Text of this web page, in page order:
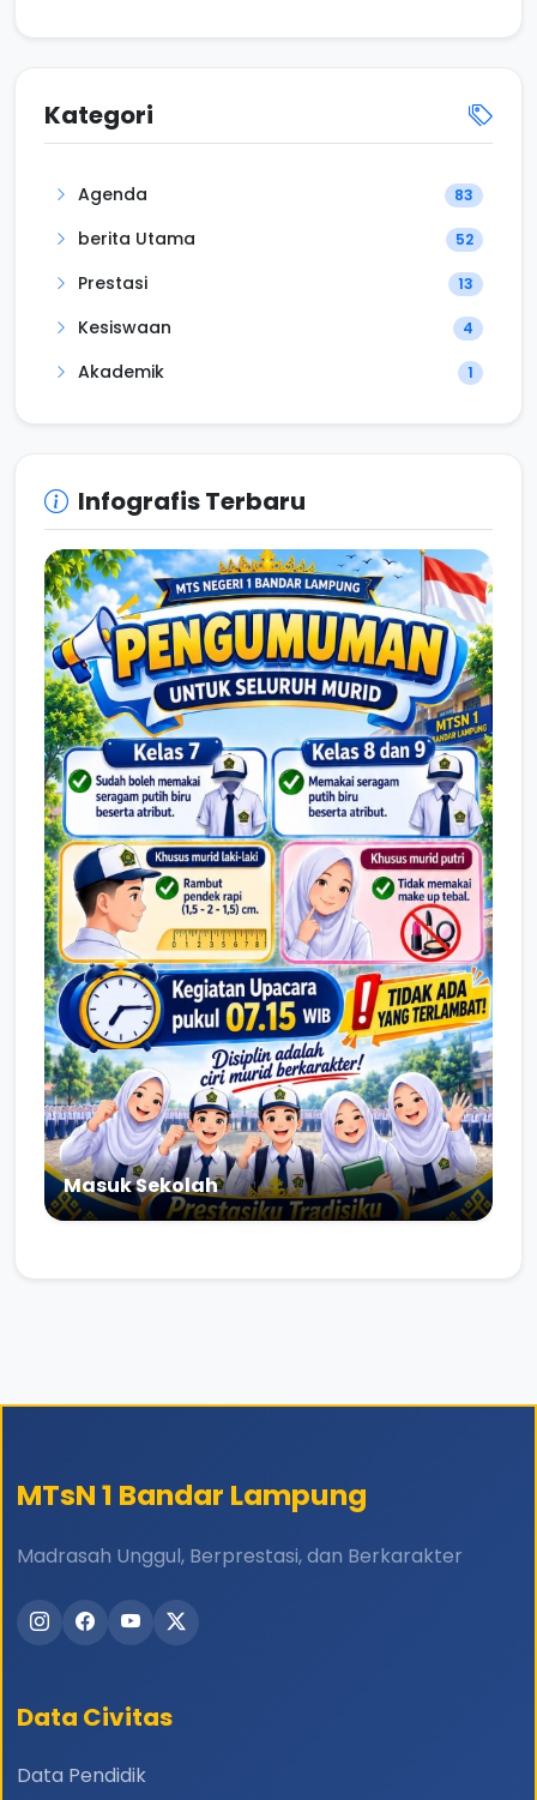
Kategori
Agenda 83
berita Utama 52
Prestasi 13
Kesiswaan 4
Akademik 1
Infografis Terbaru
Masuk Sekolah
MTsN 1 Bandar Lampung
Madrasah Unggul, Berprestasi, dan Berkarakter
Data Civitas
Data Pendidik